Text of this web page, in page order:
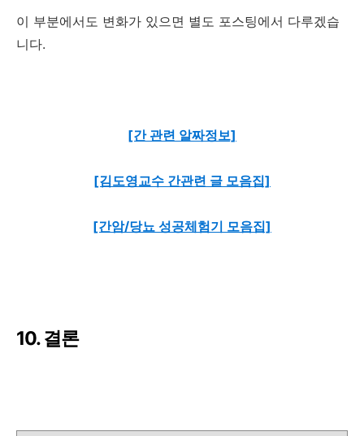
이 부분에서도 변화가 있으면 별도 포스팅에서 다루겠습
니다.
[간 관련 알짜정보]
[김도영교수 간관련 글 모음집]
[간암/당뇨 성공체험기 모음집]
10. 결론